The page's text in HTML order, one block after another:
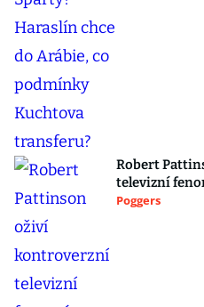
Robert
televizní
Poggers